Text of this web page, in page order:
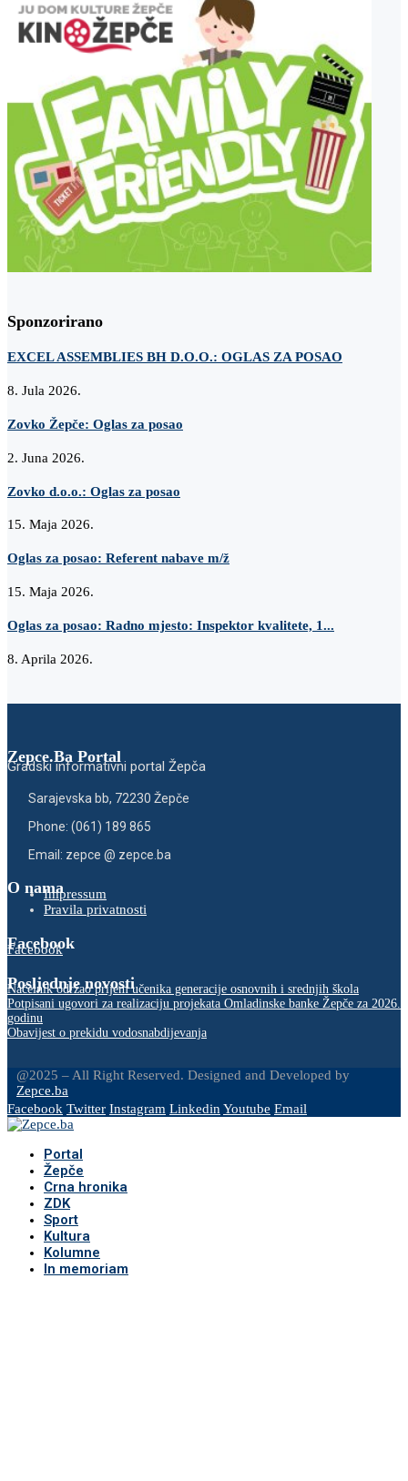
Sponzorirano
EXCEL ASSEMBLIES BH D.O.O.: OGLAS ZA POSAO
8. Jula 2026.
Zovko Žepče: Oglas za posao
2. Juna 2026.
Zovko d.o.o.: Oglas za posao
15. Maja 2026.
Oglas za posao: Referent nabave m/ž
15. Maja 2026.
Oglas za posao: Radno mjesto: Inspektor kvalitete, 1...
8. Aprila 2026.
Zepce.Ba Portal
Gradski informativni portal Žepča
Sarajevska bb, 72230 Žepče
Phone: (061) 189 865
Email: zepce @ zepce.ba
O namaImpressum
Pravila privatnosti
Facebook
Facebook
Posljednje novosti
Načelnik održao prijem učenika generacije osnovnih i srednjih škola
Potpisani ugovori za realizaciju projekata Omladinske banke Žepče za 2026.
godinu
Obavijest o prekidu vodosnabdijevanja
@2025 – All Right Reserved. Designed and Developed by
Zepce.ba
Facebook Twitter Instagram LinkedinYoutube Email
Portal
Žepče
Crna hronika
ZDK
Sport
Kultura
Kolumne
In memoriam